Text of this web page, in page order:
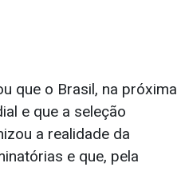
que o Brasil, na próxima
e que a seleção
a realidade da
e que, pela